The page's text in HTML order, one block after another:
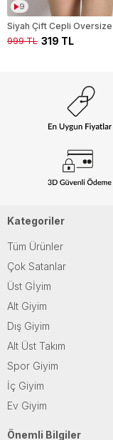
9
319 TL
999 TL
Kategoriler
Tüm Ürünler
Çok Satanlar
Üst Gİyim
Alt Giyim
Dış Giyim
Alt Üst Takım
Spor Giyim
İç Giyim
Ev Giyim
Önemli Bilgiler